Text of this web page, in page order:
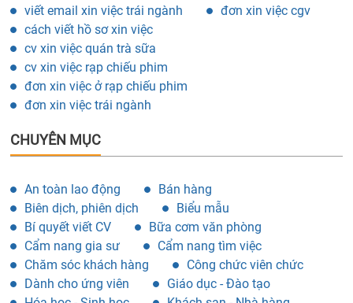
viết email xin việc trái ngành
đơn xin việc cgv
cách viết hồ sơ xin việc
cv xin việc quán trà sữa
cv xin việc rạp chiếu phim
đơn xin việc ở rạp chiếu phim
đơn xin việc trái ngành
CHUYÊN MỤC
An toàn lao động
Bán hàng
Biên dịch, phiên dịch
Biểu mẫu
Bí quyết viết CV
Bữa cơm văn phòng
Cẩm nang gia sư
Cẩm nang tìm việc
Chăm sóc khách hàng
Công chức viên chức
Dành cho ứng viên
Giáo dục - Đào tạo